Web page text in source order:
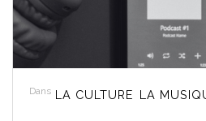
Dans LA CULTURE LA